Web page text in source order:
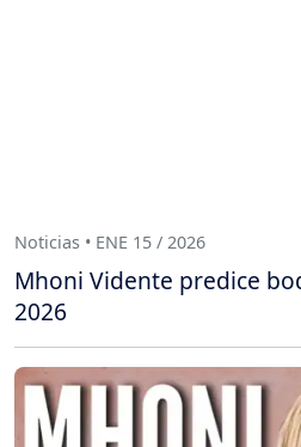
Noticias • ENE 15 / 2026
Mhoni Vidente predice
2026